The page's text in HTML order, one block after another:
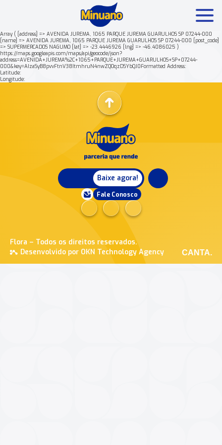
Array ( [address] => AVENIDA JUREMA, 1065 PARQUE JUREMA GUARULHOS SP 07244-000
[name] => AVENIDA JUREMA, 1065 PARQUE JUREMA GUARULHOS SP 07244-000 [post_code]
=> SUPERMERCADOS NAGUMO [lat] => -23.4446926 [lng] => -46.4086025 )
https://maps.googleapis.com/maps/api/geocode/json?
address=AVENIDA+JUREMA%2C+1065+PARQUE+JUREMA+GUARULHOS+SP+07244-
000&key=AIzaSyB8pvvFtnV38ItmhruN4nwZQOqzDSYbQJ0Formatted Address:
Latitude:
Longitude:
Baixe agora!
Fale Conosco
Flora – Todos os direitos reservados.
Desenvolvido por OKN Technology Agency
CANTA.
Mais buscados: Produtos Minuano Rende +
Nossa história